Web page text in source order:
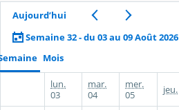
Aujourd’hui
Semaine 32 - du 03 au 09 Août 2026
Mois
lun.
03
mar.
04
mer.
05
jeu.